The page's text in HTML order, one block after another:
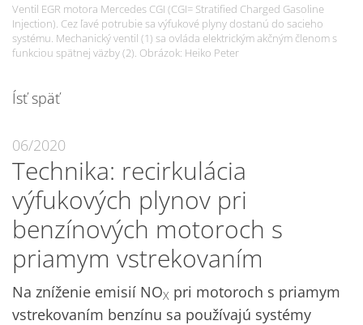
Ventil EGR motora Mercedes CGI (CGI= Stratified Charged Gasoline
Injection). Cez ľavé potrubie sa výfukové plyny dostanú do sacieho
systému. Mechanický ventil (1) sa ovláda elektrickým akčným členom s
funkciou spätnej väzby (2). Obrázok: Heiko Peter
Ísť späť
06/2020
Technika: recirkulácia
výfukových plynov pri
benzínových motoroch s
priamym vstrekovaním
Na zníženie emisií NOX pri motoroch s priamym
vstrekovaním benzínu sa používajú systémy